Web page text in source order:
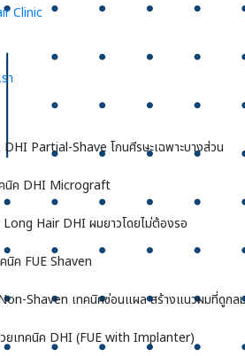
Clinic
า
Partial-Shave โกนศีรษะเฉพาะบางส่วน
นิค DHI Micrograft
Hair DHI ผมยาวโดยไม่ต้องรอ
นิค FUE Shaven
Shaven เทคนิคซ่อนแผล สร้างแนวผมที่ดูกล
ยเทคนิค DHI (FUE with Implanter)